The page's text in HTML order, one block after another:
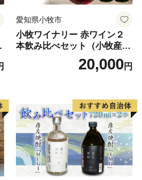
は、ご希望の場合受領書と一
にご利用の場合、
申請される場合は申請書をダ
に関する業務を株式会社サ
す。≫
みについてのお問い合わせ
センター
愛知県小牧市
小牧ワイナリー 赤ワイン２
本飲み比べセット（小牧産ぶ
どう100％使用）20,000円